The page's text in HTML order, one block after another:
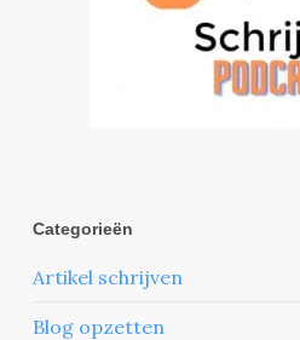
Categorieën
Artikel schrijven
Blog opzetten